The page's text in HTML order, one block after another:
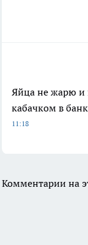
Яйца не жарю и
кабачком в
11:18
Комментарии на